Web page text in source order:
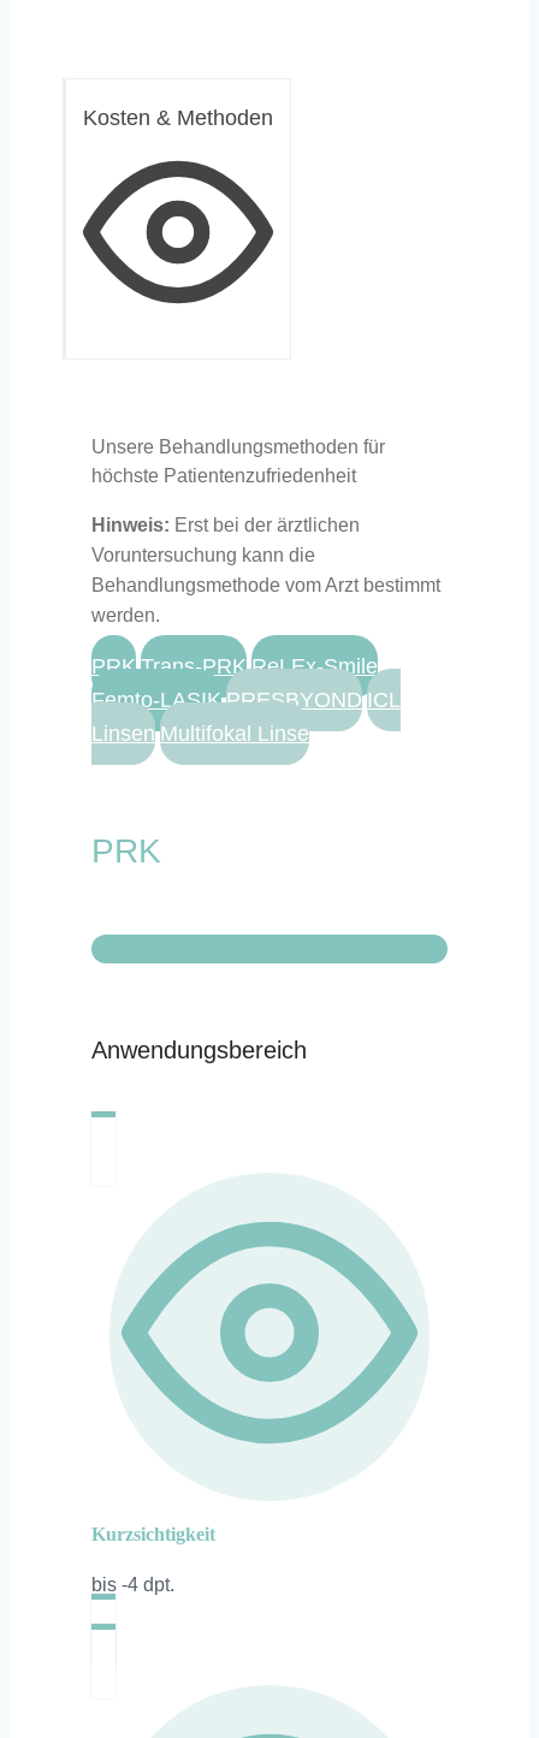
Kosten & Methoden
Unsere Behandlungsmethoden für
höchste Patientenzufriedenheit
Hinweis: Erst bei der ärztlichen
Voruntersuchung kann die
Behandlungsmethode vom Arzt bestimmt
werden.
PRK Trans-PRK ReLEx-Smile
Femto-LASIK PRESBYOND ICL
Linsen Multifokal Linse
PRK
Anwendungsbereich
Kurzsichtigkeit
bis -4 dpt.